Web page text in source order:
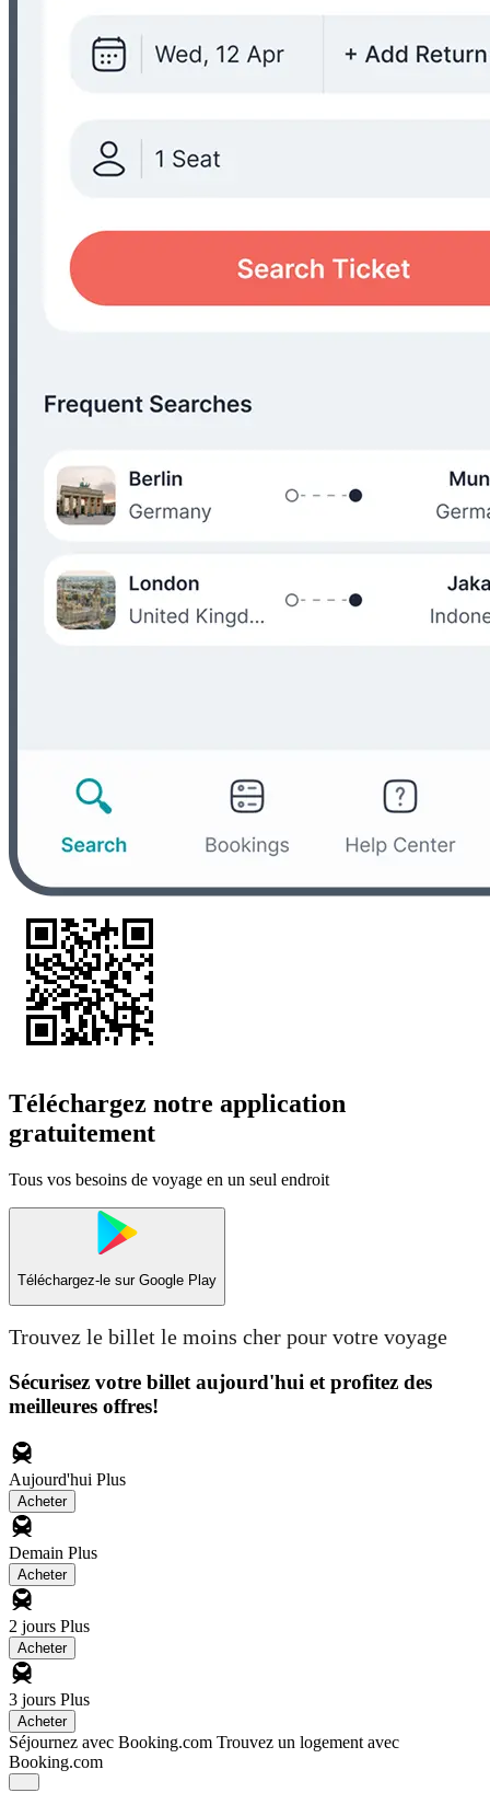
Téléchargez notre application
gratuitement
Tous vos besoins de voyage en un seul endroit
Téléchargez-le sur Google Play
Trouvez le billet le moins cher pour votre voyage
Sécurisez votre billet aujourd'hui et profitez des
meilleures offres!
Aujourd'hui Plus
Acheter
Demain Plus
Acheter
2 jours Plus
Acheter
3 jours Plus
Acheter
Séjournez avec Booking.com Trouvez un logement avec
Booking.com